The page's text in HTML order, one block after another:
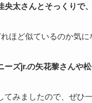
央太さんとそっくりで
ほど似ているのか気に
ーズjr.の矢花黎さんや
みましたので、ぜひ